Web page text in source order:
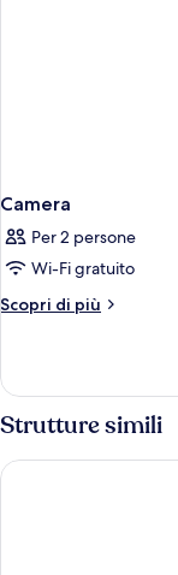
Camera
Per 2 persone
Wi-Fi gratuito
Scopri di più
Altri
Strutture simili
Pine Cliffs